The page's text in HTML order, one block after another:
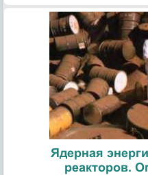
Ядерная
реакторов.